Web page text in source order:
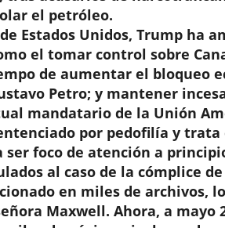
el petróleo.
Estados Unidos, Trump ha
el tomar control sobre
de aumentar el bloqueo
Petro; y mantener
mandatario de la Unión
por pedofilía y
foco de atención a
al caso de la cómplice
en miles de archivos,
Maxwell. Ahora, a mayo